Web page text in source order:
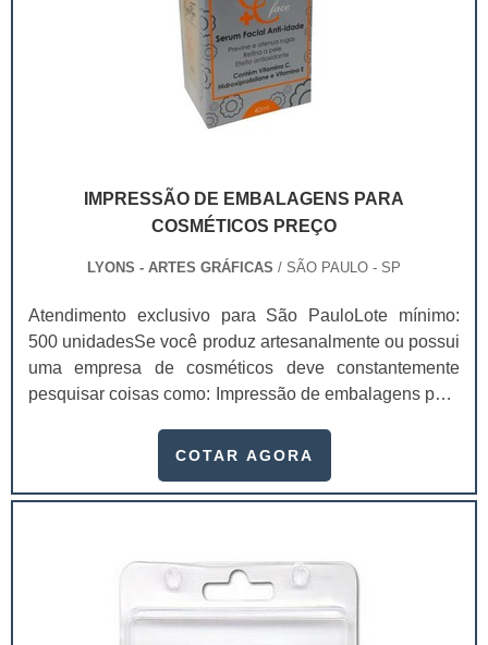
IMPRESSÃO DE EMBALAGENS PARA
COSMÉTICOS PREÇO
LYONS - ARTES GRÁFICAS / SÃO PAULO - SP
Atendimento exclusivo para São PauloLote mínimo:
500 unidadesSe você produz artesanalmente ou possui
uma empresa de cosméticos deve constantemente
pesquisar coisas como: Impressão de embalagens para
um investimento necessário para quem está no
extremamente competitivo, assim, as embalagens
COTAR AGORA